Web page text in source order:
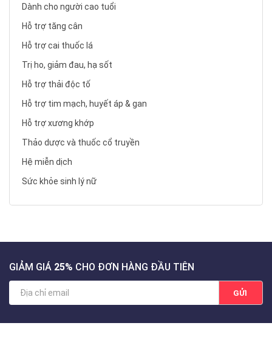
Dành cho người cao tuổi
Hỗ trợ tăng cân
Hỗ trợ cai thuốc lá
Trị ho, giảm đau, hạ sốt
Hỗ trợ thải độc tố
Hỗ trợ tim mạch, huyết áp & gan
Hỗ trợ xương khớp
Thảo dược và thuốc cổ truyền
Hệ miễn dịch
Sức khỏe sinh lý nữ
GIẢM GIÁ 25% CHO ĐƠN HÀNG ĐẦU TIÊN
GỬI